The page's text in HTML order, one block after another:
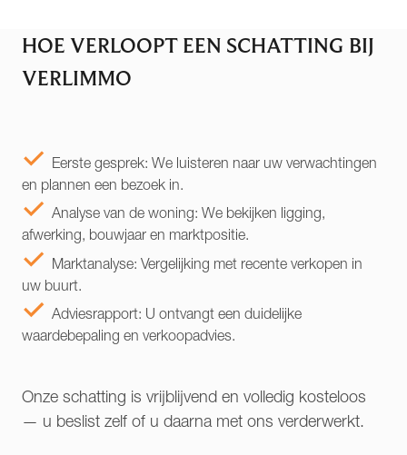
HOE VERLOOPT EEN SCHATTING BIJ
VERLIMMO
Eerste gesprek: We luisteren naar uw verwachtingen
en plannen een bezoek in.
Analyse van de woning: We bekijken ligging,
afwerking, bouwjaar en marktpositie.
Marktanalyse: Vergelijking met recente verkopen in
uw buurt.
Adviesrapport: U ontvangt een duidelijke
waardebepaling en verkoopadvies.
Onze schatting is vrijblijvend en volledig kosteloos
— u beslist zelf of u daarna met ons verderwerkt.